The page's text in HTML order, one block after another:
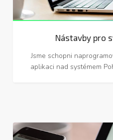
Nástavby pro
Jsme schopni
aplikaci nad systémem